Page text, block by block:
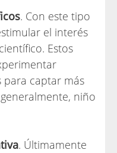
. Con este tipo
el interés
Estos
para captar más
niño
. Últimamente